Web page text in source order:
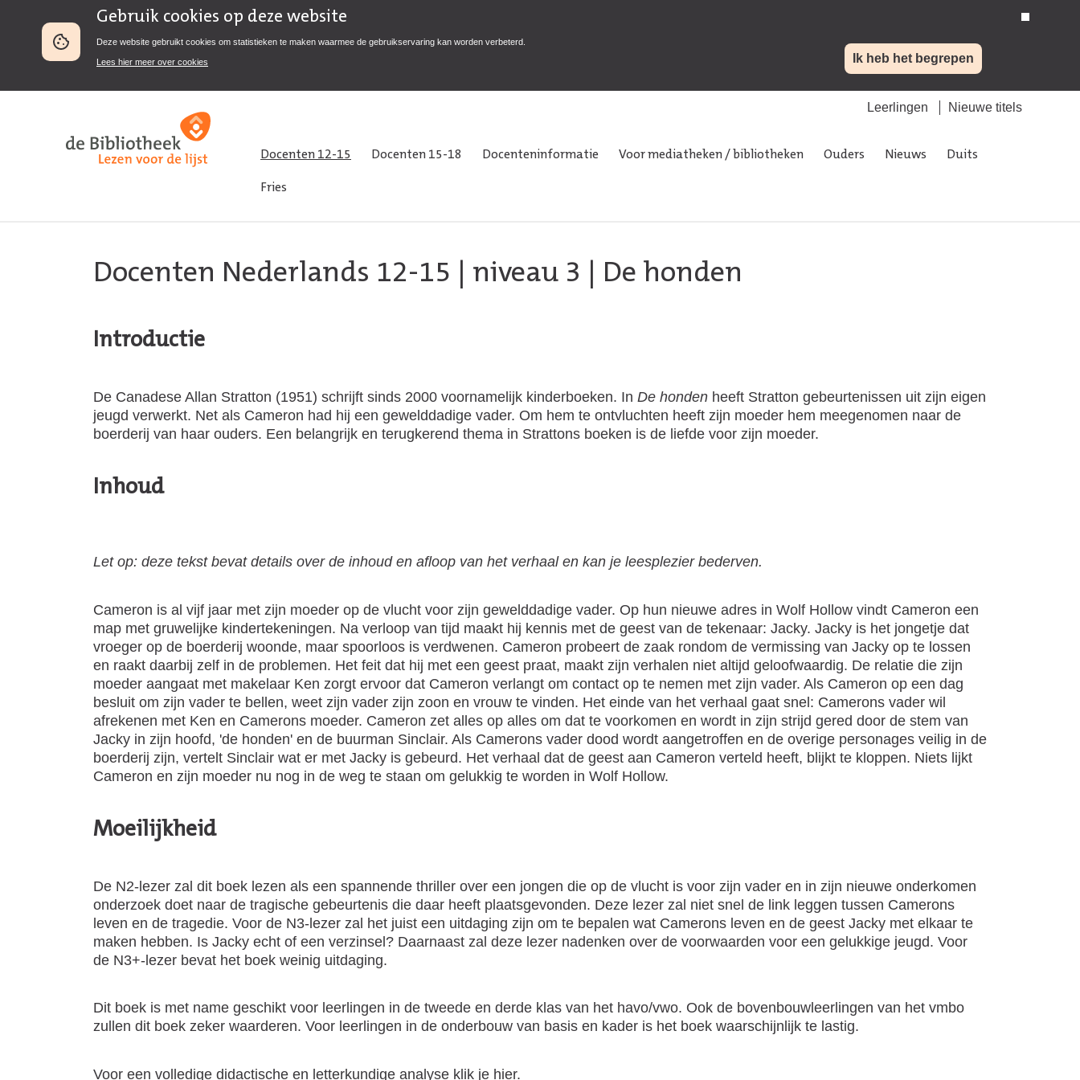
Gebruik cookies op deze website
Deze website gebruikt cookies om statistieken te maken waarmee de gebruikservaring kan worden verbeterd.
Lees hier meer over cookies Ik heb het begrepen
Leerlingen Nieuwe titels
Docenten 12-15 Docenten 15-18 Docenteninformatie Voor mediatheken / bibliotheken Ouders Nieuws Duits
Fries
Docenten Nederlands 12-15 niveau 3 | De honden
Introductie
De Canadese Allan Stratton (1951) schrijft sinds 2000 voornamelijk kinderboeken. In De honden heeft Stratton gebeurtenissen uit zijn eigen
jeugd verwerkt. Net als Cameron had hij een gewelddadige vader. Om hem te ontvluchten heeft zijn moeder hem meegenomen naar de
boerderij van haar ouders. Een belangrijk en terugkerend thema in Strattons boeken is de liefde voor zijn moeder.
Inhoud
Let op: deze tekst bevat details over de inhoud en afloop van het verhaal en kan je leesplezier bederven.
Cameron is al vijf jaar met zijn moeder op de vlucht voor zijn gewelddadige vader. Op hun nieuwe adres in Wolf Hollow vindt Cameron een
map met gruwelijke kindertekeningen. Na verloop van tijd maakt hij kennis met de geest van de tekenaar: Jacky. Jacky is het jongetje dat
vroeger op de boerderij woonde, maar spoorloos is verdwenen. Cameron probeert de zaak rondom de vermissing van Jacky op te lossen
en raakt daarbij zelf in de problemen. Het feit dat hij met een geest praat, maakt zijn verhalen niet altijd geloofwaardig. De relatie die zijn
moeder aangaat met makelaar Ken zorgt ervoor dat Cameron verlangt om contact op te nemen met zijn vader. Als Cameron op een dag
besluit om zijn vader te bellen, weet zijn vader zijn zoon en vrouw te vinden. Het einde van het verhaal gaat snel: Camerons vader wil
afrekenen met Ken en Camerons moeder. Cameron zet alles op alles om dat te voorkomen en wordt in zijn strijd gered door de stem van
Jacky in zijn hoofd, 'de honden' en de buurman Sinclair. Als Camerons vader dood wordt aangetroffen en de overige personages veilig in de
boerderij zijn, vertelt Sinclair wat er met Jacky is gebeurd. Het verhaal dat de geest aan Cameron verteld heeft, blijkt te kloppen. Niets lijkt
Cameron en zijn moeder nu nog in de weg te staan om gelukkig te worden in Wolf Hollow.
Moeilijkheid
De N2-lezer zal dit boek lezen als een spannende thriller over een jongen die op de vlucht is voor zijn vader en in zijn nieuwe onderkomen
onderzoek doet naar de tragische gebeurtenis die daar heeft plaatsgevonden. Deze lezer zal niet snel de link leggen tussen Camerons
leven en de tragedie. Voor de N3-lezer zal het juist een uitdaging zijn om te bepalen wat Camerons leven en de geest Jacky met elkaar te
maken hebben. Is Jacky echt of een verzinsel? Daarnaast zal deze lezer nadenken over de voorwaarden voor een gelukkige jeugd. Voor
de N3+-lezer bevat het boek weinig uitdaging.
Dit boek is met name geschikt voor leerlingen in de tweede en derde klas van het havo/vwo. Ook de bovenbouwleerlingen van het vmbo
zullen dit boek zeker waarderen. Voor leerlingen in de onderbouw van basis en kader is het boek waarschijnlijk te lastig.
Voor een volledige didactische en letterkundige analyse klik je hier.